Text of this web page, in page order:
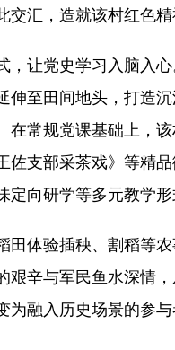
内蒙古 黑龙江
Español Français
日本語
交汇，造就该村红色精
让党史学习入脑入心
伸至田间地头，打造
在常规党课基础上，
佐支部采茶戏》等精
定向研学等多元教学形
体验插秧、割稻等农
艰辛与军民鱼水深情
融入历史场景的参与